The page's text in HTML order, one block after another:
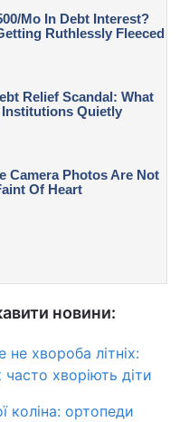
новини:
не хвороба літніх:
хворіють діти
коліна: ортопеди